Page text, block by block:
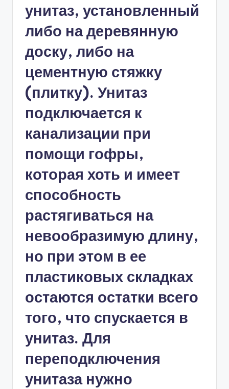
унитаз, установленный
либо на деревянную
доску, либо на
цементную стяжку
(плитку). Унитаз
подключается к
канализации при
помощи гофры,
которая хоть и имеет
способность
растягиваться на
невообразимую длину,
но при этом в ее
пластиковых складках
остаются остатки всего
того, что спускается в
унитаз. Для
переподключения
унитаза нужно